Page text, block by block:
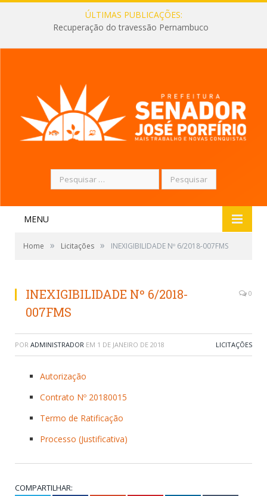
ÚLTIMAS PUBLICAÇÕES:
Recuperação do travessão Pernambuco
Pesquisar
por:
MENU
Home » Licitações » INEXIGIBILIDADE Nº 6/2018-007FMS
INEXIGIBILIDADE Nº 6/2018-
007FMS
0
POR ADMINISTRADOR EM 1 DE JANEIRO DE 2018 LICITAÇÕES
Autorização
Contrato Nº 20180015
Termo de Ratificação
Processo (Justificativa)
COMPARTILHAR: